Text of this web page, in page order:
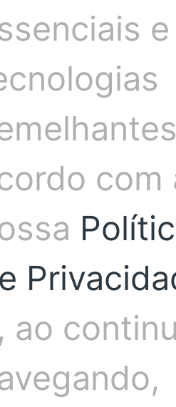
Compartilhar artigo
Publicação anterior
Somos um time de
Jacobina, profissional
Neste espaço nosso
e
com
ao